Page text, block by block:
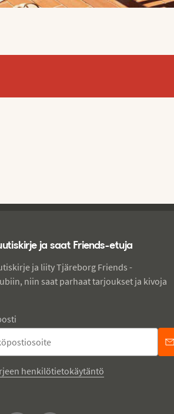
ja saat Friends-etuja
ja liity Tjäreborg Friends -
niin saat parhaat tarjoukset ja kivoja
henkilötietokäytäntö